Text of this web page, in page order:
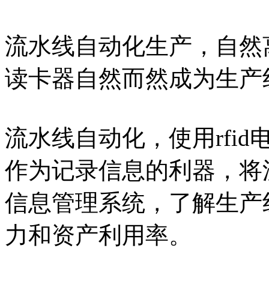
流水线自动化生产，自
读卡器自然而然成为生
流水线自动化，使用rfid
作为记录信息的利器，
信息管理系统，了解生
力和资产利用率。